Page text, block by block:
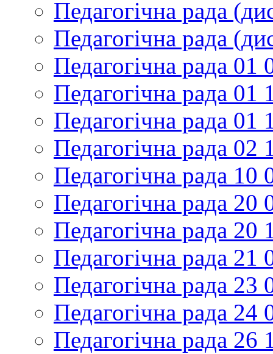
Педагогічна рада
Педагогічна рада
Педагогічна рада 01
Педагогічна рада 01
Педагогічна рада 01
Педагогічна рада 02
Педагогічна рада 10
Педагогічна рада 20
Педагогічна рада 20
Педагогічна рада 21
Педагогічна рада 23
Педагогічна рада 24
Педагогічна рада 26